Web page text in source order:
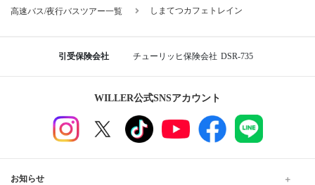
高速バス/夜行バスツアー一覧
しまてつカフェトレイン
引受保険会社 チューリッヒ保険会社 DSR-735
WILLER公式SNSアカウント
お知らせ